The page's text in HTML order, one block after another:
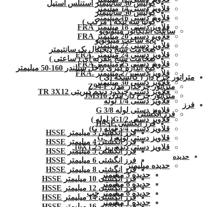
قلاویز دستی 14 میلیمتر
قلاویز دستی 16 میلیمتر
قلاویز دستی 18 میلیمتر FRA
قلاویز دستی 20 میلیمتر FRA
قلاویز دستی 22 میلیمتر
قلاویز دستی 24 میلیمتر .FRA
قلاویز دستی 25 میلیمتر.FRA
قلاویز دستی 27 میلیمتر .FRA
قلاویز دستی 30 میلیمتر
قلاویز دستی چپگرد دنده کبریتی TR 3X12
قلاویز دستی 1/4 لوله
قلاویز دستی لوله G 3/8
قلاویز دستی G1/2( لوله )
قلاویز دستی 3/4 لوله ( G)
قلاویز دستی لوله 1″.G
قلاویز دستی دنده ریز 10X1.25
حدیده
حدیده میلیمتر
حدیده 5 میلیمتر
حدیده 6 میلیمتر
حدیده 6 میلیمتر چپ
حدیده 1 میلیمتر
کولیس 30 سانتیمتر استنلس استیل
کولیس 50 سانتیمتر
گونیا سه تیکه ( مرکب )
ساعت اندیکاتور میتوتویو
پایه ساعت میتوتویو
ضخامت سنج دیجیتال یک سانتیمتر
ضخامت سنج عقربه ای ( ساعتی )
گیج اندازه گیری داخل سیلندر 160-50 میلیمتر
متراتور چرخ دار ( کالسکه ای )
متراتور چرخدار مدل Z94-F
متراتور چرخ دار مدل JM316
فرز
فرز انگشتی
فرز انگشتی HSSE
فرز انگشتی 3 میلیمتر HSSE
فرز انگشتی 4 میلیمتر HSSE
فرز انگشتی 5 میلیمتر HSSE
فرز انگشتی 6 میلیمتر HSSE
فرز انگشتی 8 میلیمتر HSSE
فرز انگشتی 10 میلیمتر HSSE
فرز انگشتی 12 میلیمتر HSSE
فرز انگشتی 14 میلیمتر HSSE